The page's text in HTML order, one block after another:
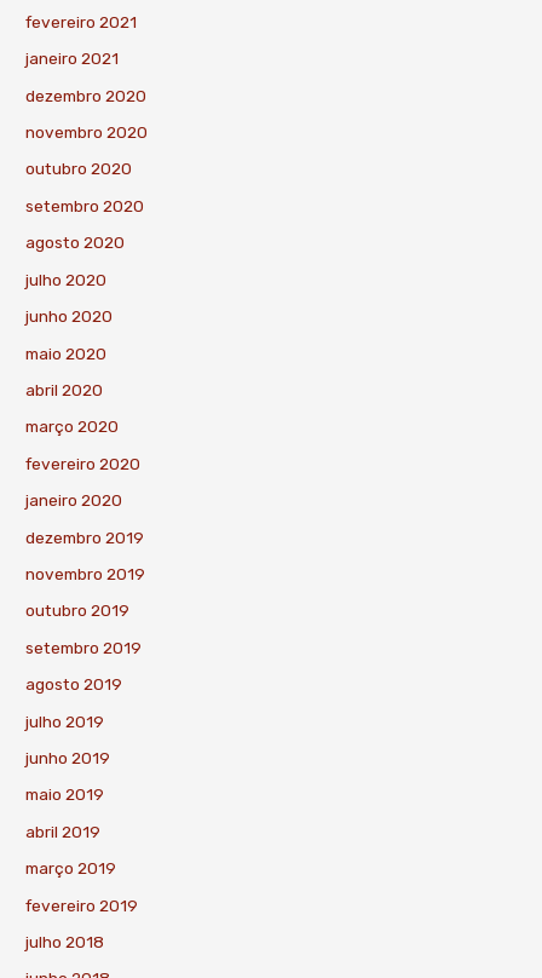
fevereiro 2021
janeiro 2021
dezembro 2020
novembro 2020
outubro 2020
setembro 2020
agosto 2020
julho 2020
junho 2020
maio 2020
abril 2020
março 2020
fevereiro 2020
janeiro 2020
dezembro 2019
novembro 2019
outubro 2019
setembro 2019
agosto 2019
julho 2019
junho 2019
maio 2019
abril 2019
março 2019
fevereiro 2019
julho 2018